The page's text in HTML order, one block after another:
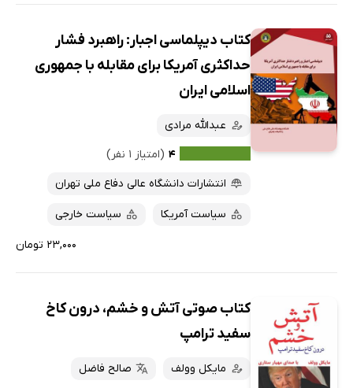
کتاب دیپلماسی اجبار: راهبرد فشار
حداکثری آمریکا برای مقابله با جمهوری
اسلامی ایران
عبدالله مرادی
۴ (امتیاز ۱ نفر)
انتشارات دانشگاه عالی دفاع ملی تهران
سیاست آمریکا سیاست خارجی
۲۳,۰۰۰ تومان
کتاب صوتی آتش و خشم، درون کاخ
سفید ترامپ
مایکل وولف
صالح فاضل